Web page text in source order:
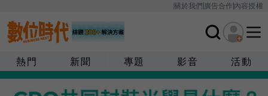
關於我們廣告合作內容授權
熱門 新聞 專題 影音 活動